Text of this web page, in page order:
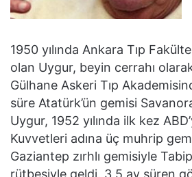
1950 yılında Ankara Tıp
olan Uygur, beyin cerrahı olarak
Gülhane Askeri Tıp
süre Atatürk’ün gemisi
Uygur, 1952 yılında ilk kez
Kuvvetleri adına üç muhrip
Gaziantep zırhlı gemisiyle
rütbesiyle geldi. 3,5 ay süren